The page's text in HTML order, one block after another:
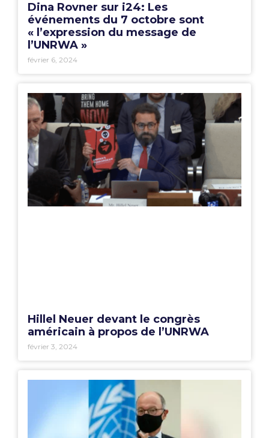
Dina Rovner sur i24: Les
événements du 7 octobre sont
« l’expression du message de
l’UNRWA »
février 6, 2024
Hillel Neuer devant le congrès
américain à propos de l’UNRWA
février 3, 2024